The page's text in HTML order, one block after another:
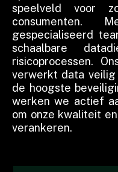
speelveld voor
gespecialiseerd
schaalbare
risicoprocessen.
verwerkt data
de hoogste
werken we actief
om onze kwaliteit
verankeren.